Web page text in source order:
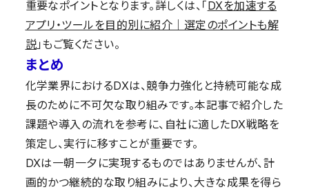
重要なポイントとなります。詳しくは、「DXを加速する
アプリ・ツールを目的別に紹介｜選定のポイントも解
説」もご覧ください。
まとめ
化学業界におけるDXは、競争力強化と持続可能な成
長のために不可欠な取り組みです。本記事で紹介した
課題や導入の流れを参考に、自社に適したDX戦略を
策定し、実行に移すことが重要です。
DXは一朝一夕に実現するものではありませんが、計
画的かつ継続的な取り組みにより、大きな成果を得ら